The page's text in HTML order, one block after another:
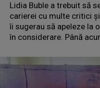
Lidia Buble a trebuit să
carierei cu multe critici
îi sugerau să apeleze la
în considerare. Până